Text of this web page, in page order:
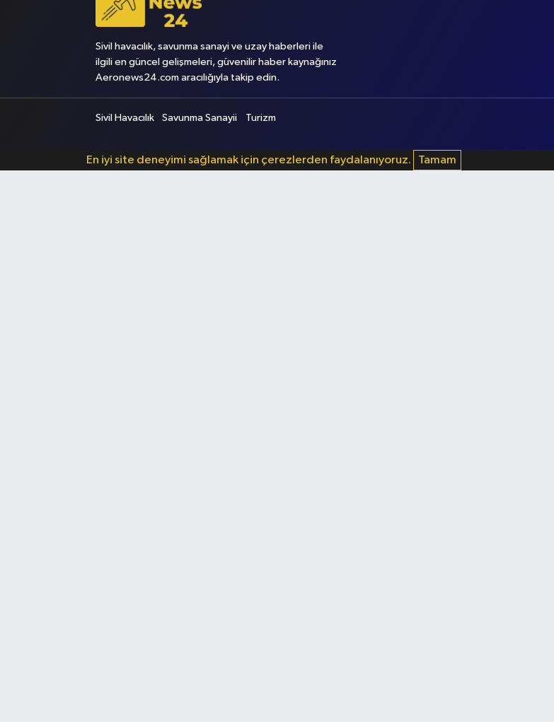
Sivil havacılık, savunma sanayi ve uzay haberleri ile
ilgili en güncel gelişmeleri, güvenilir haber kaynağınız
Aeronews24.com aracılığıyla takip edin.
Sivil Havacılık Savunma Sanayii Turizm
En iyi site deneyimi sağlamak için çerezlerden faydalanıyoruz. Tamam